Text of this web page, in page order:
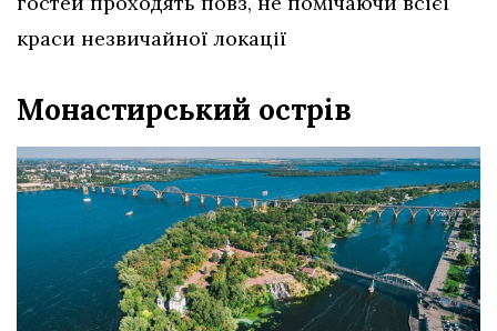
краси незвичайної локації
Монастирський острів